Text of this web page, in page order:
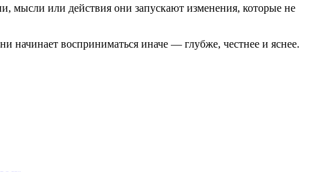
мысли или действия они запускают изменения, которые не
начинает восприниматься иначе — глубже, честнее и яснее.